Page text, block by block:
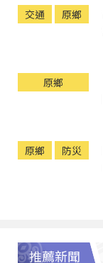
交通 原鄉
原鄉
原鄉 防災
推薦新聞